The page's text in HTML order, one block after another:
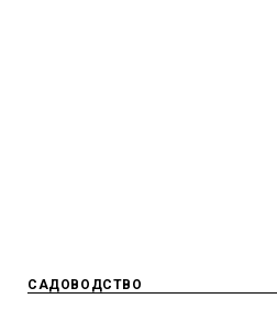
САДОВОДСТВО